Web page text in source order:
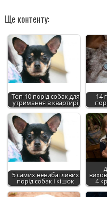
Ще контенту:
Топ-10 порід собак для
утримання в квартирі
14
5 самих невибагливих
порід собак і кішок 4